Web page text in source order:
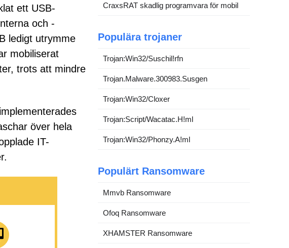
ett USB-
och -
ledigt utrymme
mobiliserat
trots att mindre
över hela
IT-
CraxsRAT skadlig programvara för mobil
Populära trojaner
Trojan:Win32/Suschil!rfn
Trojan.Malware.300983.Susgen
Trojan:Win32/Cloxer
Trojan:Script/Wacatac.H!ml
Trojan:Win32/Phonzy.A!ml
Populärt Ransomware
Mmvb Ransomware
Ofoq Ransomware
XHAMSTER Ransomware